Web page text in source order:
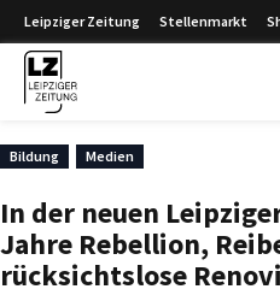
Leipziger Zeitung Stellenmarkt
Bildung Medien
In der neuen
Jahre Rebellion,
rücksichtslose